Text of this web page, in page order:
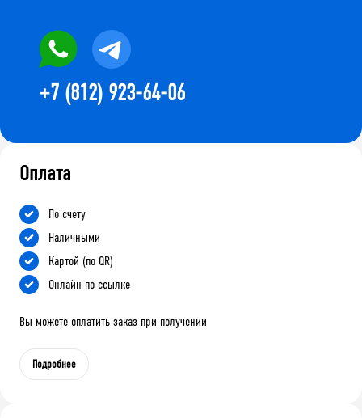
+7 (812) 923-64-06
Оплата
По счету
Наличными
Картой (по QR)
Онлайн по ссылке
Вы можете оплатить заказ при получении
Подробнее